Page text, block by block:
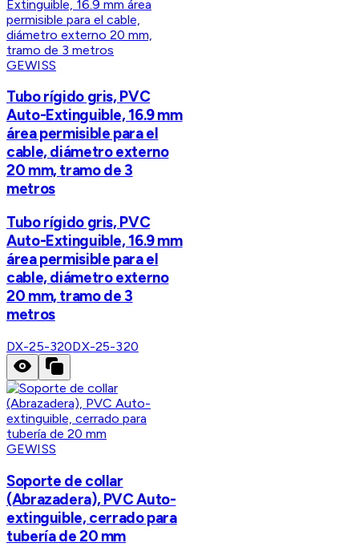
GEWISS
Tubo rígido gris, PVC
Auto-Extinguible, 16.9 mm
área permisible para el
cable, diámetro externo
20 mm, tramo de 3
metros
Tubo rígido gris, PVC
Auto-Extinguible, 16.9 mm
área permisible para el
cable, diámetro externo
20 mm, tramo de 3
metros
DX-25-320DX-25-320
GEWISS
Soporte de collar
(Abrazadera), PVC Auto-
extinguible, cerrado para
tubería de 20 mm